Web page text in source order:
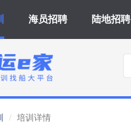
海员招聘 陆地招聘
培训详情